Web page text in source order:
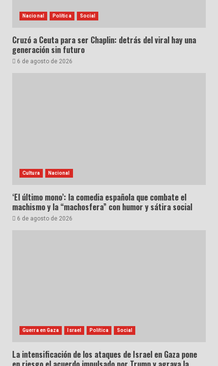
Nacional Política Social
Cruzó a Ceuta para ser Chaplin: detrás del viral hay una
generación sin futuro
6 de agosto de 2026
Cultura Nacional
‘El último mono’: la comedia española que combate el
machismo y la “machosfera” con humor y sátira social
6 de agosto de 2026
Guerra en Gaza Israel Política Social
La intensificación de los ataques de Israel en Gaza pone